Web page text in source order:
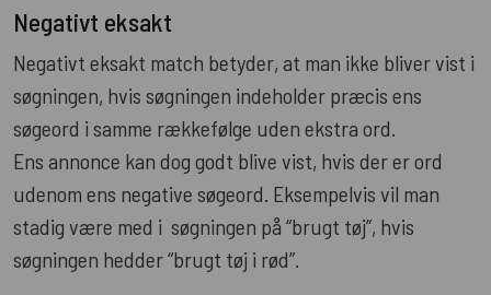
Negativt eksakt
Negativt eksakt match betyder, at man ikke bliver vist i
søgningen, hvis søgningen indeholder præcis ens
søgeord i samme rækkefølge uden ekstra ord.
Ens annonce kan dog godt blive vist, hvis der er ord
udenom ens negative søgeord. Eksempelvis vil man
stadig være med i søgningen på “brugt tøj”, hvis
søgningen hedder “brugt tøj i rød”.